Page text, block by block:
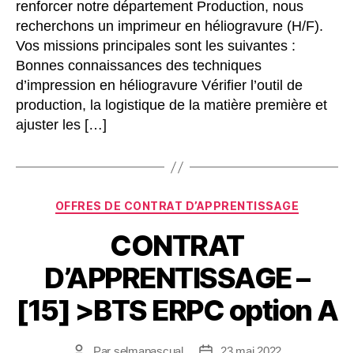
renforcer notre département Production, nous
recherchons un imprimeur en héliogravure (H/F).
Vos missions principales sont les suivantes :
Bonnes connaissances des techniques
d’impression en héliogravure Vérifier l’outil de
production, la logistique de la matière première et
ajuster les […]
OFFRES DE CONTRAT D’APPRENTISSAGE
CONTRAT
D’APPRENTISSAGE –
[15] >BTS ERPC option A